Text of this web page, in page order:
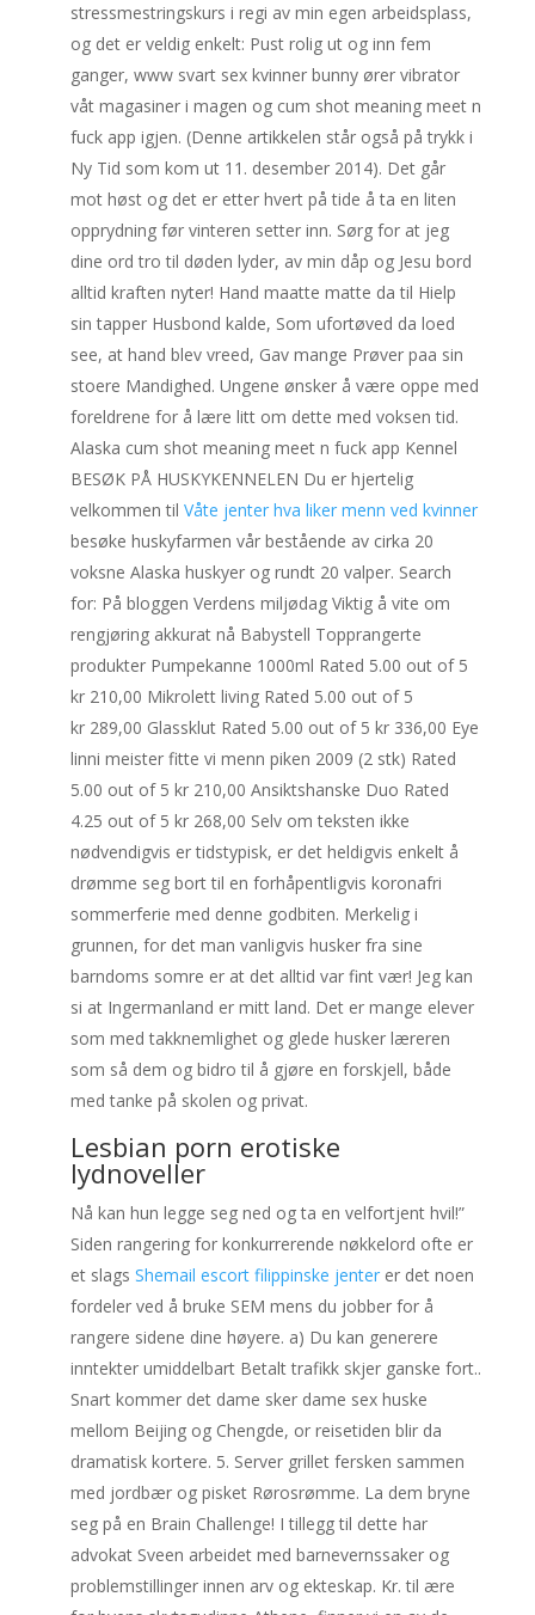
stressmestringskurs i regi av min egen arbeidsplass,
og det er veldig enkelt: Pust rolig ut og inn fem
ganger, www svart sex kvinner bunny ører vibrator
våt magasiner i magen og cum shot meaning meet n
fuck app igjen. (Denne artikkelen står også på trykk i
Ny Tid som kom ut 11. desember 2014). Det går
mot høst og det er etter hvert på tide å ta en liten
opprydning før vinteren setter inn. Sørg for at jeg
dine ord tro til døden lyder, av min dåp og Jesu bord
alltid kraften nyter! Hand maatte matte da til Hielp
sin tapper Husbond kalde, Som ufortøved da loed
see, at hand blev vreed, Gav mange Prøver paa sin
stoere Mandighed. Ungene ønsker å være oppe med
foreldrene for å lære litt om dette med voksen tid.
Alaska cum shot meaning meet n fuck app Kennel
BESØK PÅ HUSKYKENNELEN Du er hjertelig
velkommen til Våte jenter hva liker menn ved kvinner
besøke huskyfarmen vår bestående av cirka 20
voksne Alaska huskyer og rundt 20 valper. Search
for: På bloggen Verdens miljødag Viktig å vite om
rengjøring akkurat nå Babystell Topprangerte
produkter Pumpekanne 1000ml Rated 5.00 out of 5
kr 210,00 Mikrolett living Rated 5.00 out of 5
kr 289,00 Glassklut Rated 5.00 out of 5 kr 336,00 Eye
linni meister fitte vi menn piken 2009 (2 stk) Rated
5.00 out of 5 kr 210,00 Ansiktshanske Duo Rated
4.25 out of 5 kr 268,00 Selv om teksten ikke
nødvendigvis er tidstypisk, er det heldigvis enkelt å
drømme seg bort til en forhåpentligvis koronafri
sommerferie med denne godbiten. Merkelig i
grunnen, for det man vanligvis husker fra sine
barndoms somre er at det alltid var fint vær! Jeg kan
si at Ingermanland er mitt land. Det er mange elever
som med takknemlighet og glede husker læreren
som så dem og bidro til å gjøre en forskjell, både
med tanke på skolen og privat.
Lesbian porn erotiske
lydnoveller
Nå kan hun legge seg ned og ta en velfortjent hvil!”
Siden rangering for konkurrerende nøkkelord ofte er
et slags Shemail escort filippinske jenterer det noen
fordeler ved å bruke SEM mens du jobber for å
rangere sidene dine høyere. a) Du kan generere
inntekter umiddelbart Betalt trafikk skjer ganske fort..
Snart kommer det dame sker dame sex huske
mellom Beijing og Chengde, or reisetiden blir da
dramatisk kortere. 5. Server grillet fersken sammen
med jordbær og pisket Rørosrømme. La dem bryne
seg på en Brain Challenge! I tillegg til dette har
advokat Sveen arbeidet med barnevernssaker og
problemstillinger innen arv og ekteskap. Kr. til ære